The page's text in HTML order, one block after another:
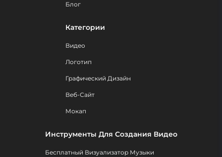
Блог
Категории
Видео
Логотип
Графический Дизайн
Веб-Сайт
Мокап
Инструменты Для Создания Видео
Бесплатный Визуализатор Музыки